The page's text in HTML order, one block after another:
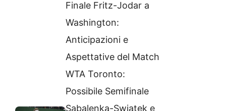
Finale Fritz-Jodar a
Washington:
Anticipazioni e
Aspettative del Match
WTA Toronto:
Possibile Semifinale
Sabalenka-Swiatek e